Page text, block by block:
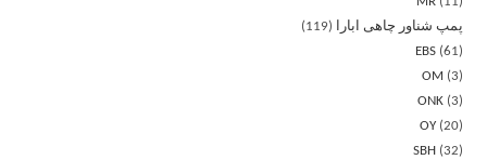
پمپ شناور چاهی ابارا
119
EBS 61
OM
3
ONK 3
OY 20
SBH
32